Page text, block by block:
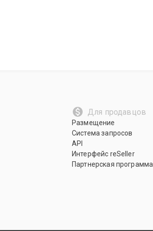
Для продавцов
Размещение
Система запросов
API
Интерфейс reSeller
Партнерская программа